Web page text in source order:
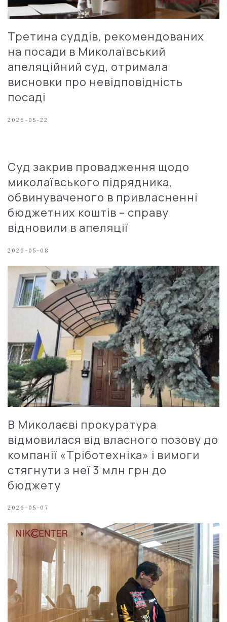
Третина суддів, рекомендованих
на посади в Миколаївський
апеляційний суд, отримала
висновки про невідповідність
посаді
2026-05-22
Суд закрив провадження щодо
миколаївського підрядника,
обвинуваченого в привласненні
бюджетних коштів – справу
відновили в апеляції
2026-05-08
В Миколаєві прокуратура
відмовилася від власного позову до
компанії «Тріботехніка» і вимоги
стягнути з неї 3 млн грн до
бюджету
2026-05-07